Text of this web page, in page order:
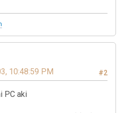
#2
10:48:59 PM
PC aki